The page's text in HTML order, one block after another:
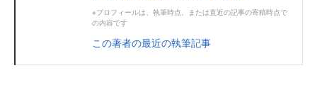
※プロフィールは、執筆時点、または直近の記事の寄稿時点で
の内容です
この著者の最近の執筆記事